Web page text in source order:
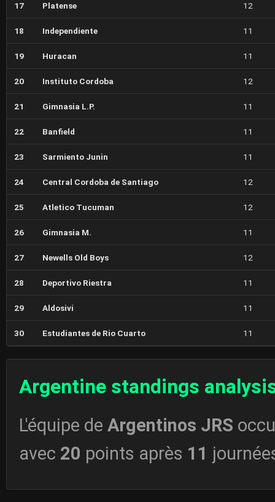
17 Platense 12
18 Independiente 11
19 Huracan 11
20 Instituto Cordoba 12
21 Gimnasia L.P. 11
22 Banfield 11
23 Sarmiento Junin 11
24 Central Cordoba de Santiago 12
25 Atletico Tucuman 12
26 Gimnasia M. 11
27 Newells Old Boys 12
28 Deportivo Riestra 11
29 Aldosivi 11
30 Estudiantes de Rio Cuarto 11
Argentine standings
L'équipe de Argentinos JRS
avec 20 points après 11